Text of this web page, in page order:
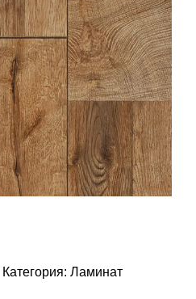
Категория: Ламинат